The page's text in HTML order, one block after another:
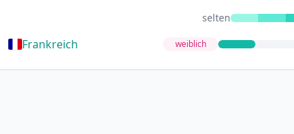
selten
Frankreich weiblich